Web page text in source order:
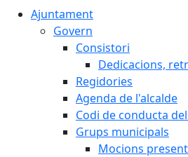
Ajuntament
Govern
Consistori
Dedicacions,
Regidories
Agenda de l'alcalde
Codi de conducta
Grups municipals
Mocions